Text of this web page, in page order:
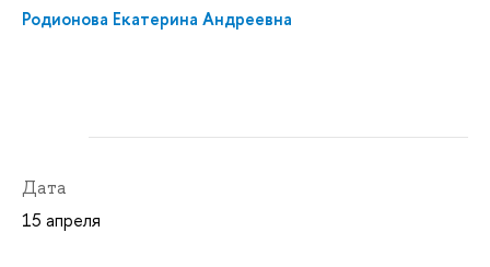
Родионова Екатерина Андреевна
Дата
15 апреля